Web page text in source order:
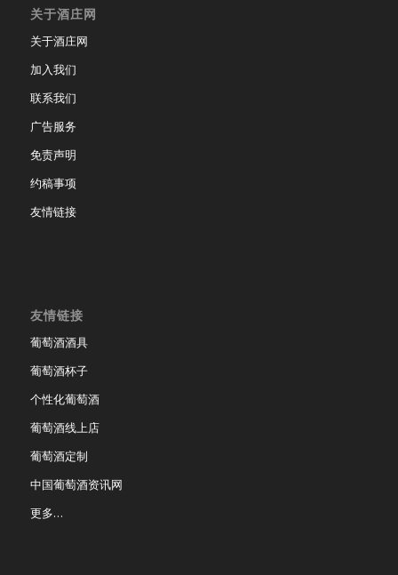
关于酒庄网
关于酒庄网
加入我们
联系我们
广告服务
免责声明
约稿事项
友情链接
友情链接
葡萄酒酒具
葡萄酒杯子
个性化葡萄酒
葡萄酒线上店
葡萄酒定制
中国葡萄酒资讯网
更多…